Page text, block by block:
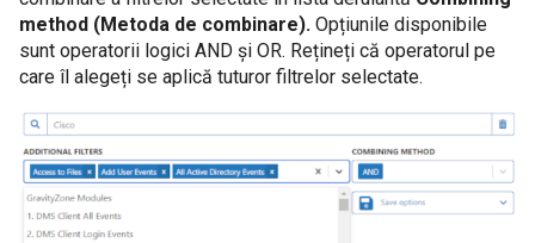
Cum să implementați manual agentul și
să atribuiți surse de date
Cum să vă conectați la CQ Threat
Intelligence
method (Metoda de combinare). Opțiunile disponibile
sunt operatorii logici AND și OR. Rețineți că operatorul pe
care îl alegeți se aplică tuturor filtrelor selectate.